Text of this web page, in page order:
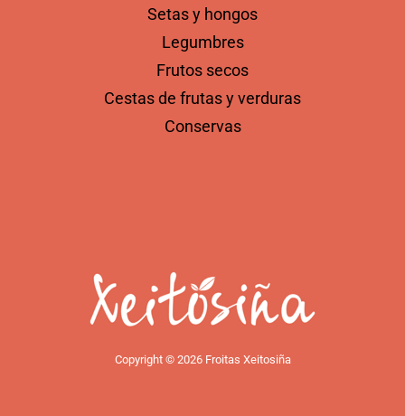
Setas y hongos
Legumbres
Frutos secos
Cestas de frutas y verduras
Conservas
Copyright © 2026 Froitas Xeitosiña